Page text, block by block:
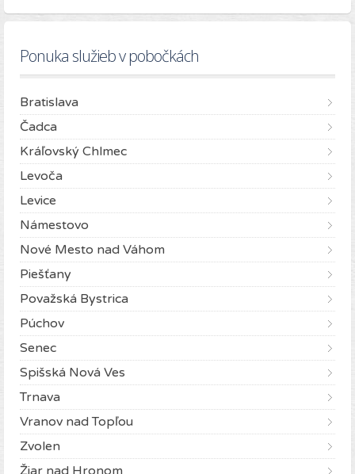
Ponuka služieb v pobočkách
Bratislava
Čadca
Kráľovský Chlmec
Levoča
Levice
Námestovo
Nové Mesto nad Váhom
Piešťany
Považská Bystrica
Púchov
Senec
Spišská Nová Ves
Trnava
Vranov nad Topľou
Zvolen